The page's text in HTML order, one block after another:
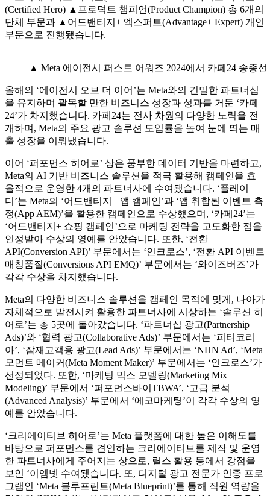
(Certified Hero) ▲프로덕트 챔피언(Product Champion) 총 6개의
단체 부문과 ▲어드밴티지+ 엑스퍼트(Advantage+ Expert) 개인
부문으로 진행됐습니다.
▲ Meta 에이전시 퍼스트 어워즈 2024에서 카페24 송종
올해의 ‘에이전시 오브 더 이어’는 Meta와의 긴밀한 파트너십
을 유지하며 괄목할 만한 비즈니스 성장과 성과를 거둔 ‘카페
24’가 차지했습니다. 카페24는 전사 차원의 다양한 노력을 전
개하며, Meta의 주요 광고 솔루션 도입률을 높여 눈에 띄는 매
출 성장을 이뤄냈습니다.
이어 ‘퍼포먼스 히어로’ 상은 풍부한 데이터 기반을 마련하고,
Meta의 AI 기반 비즈니스 솔루션을 적극 활용해 캠페인을 효
율적으로 운영한 4개의 파트너사에 수여됐습니다. ‘플레이
디’는 Meta의 ‘어드밴티지+ 앱 캠페인’과 ‘앱 취합된 이벤트 측
정(App AEM)’을 활용한 캠페인으로 수상했으며, ‘카페24’는
‘어드밴티지+ 쇼핑 캠페인’으로 마케팅 전략을 고도화한 점을
인정받아 수상의 영예를 안았습니다. 또한, ‘전환
API(Conversion API)’ 부문에서는 ‘인크로스’, ‘전환 API 이벤트
매칭품질(Conversions API EMQ)’ 부문에서는 ‘와이즈버즈’가
각각 수상을 차지했습니다.
Meta의 다양한 비즈니스 솔루션을 캠페인 목적에 맞게, 나아가
자체적으로 발전시켜 활용한 파트너사에 시상하는 ‘솔루션 히
어로’는 총 5곳에 돌아갔습니다. ‘파트너십 광고(Partnership
Ads)’와 ‘협력 광고(Collaborative Ads)’ 부문에서는 ‘피티코리
아’, ‘잠재고객용 광고(Lead Ads)’ 부문에서는 ‘NHN Ad’, ‘Meta
모먼트 메이커(Meta Moment Maker)’ 부문에서는 ‘인크로스’가
선정되었다. 또한, ‘마케팅 믹스 모델링(Marketing Mix
Modeling)’ 부문에서 ‘퍼포먼스바이TBWA’, ‘고급 분석
(Advanced Analysis)’ 부문에서 ‘에코마케팅’이 각각 수상의 영
예를 안았습니다.
‘크리에이티브 히어로’는 Meta 플랫폼에 대한 높은 이해도를
바탕으로 퍼포먼스를 견인하는 크리에이티브를 제작 및 운영
한 파트너사에게 주어지는 상으로, 릴스 활용 등에서 강점을
보인 ‘이엠넷 수여됐습니다. 또, 디지털 광고 전문가 인증 프로
그램인 ‘Meta 블루프린트(Meta Blueprint)’를 통해 직원 역량을